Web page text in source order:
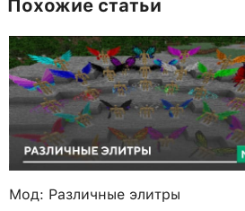
Похожие статьи
Мод: Различные элитры